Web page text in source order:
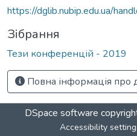
https://dglib.nubip.edu.ua/
Зібрання
Тези конференцій - 2019
Повна інформація про
DSpace software
Accessibility